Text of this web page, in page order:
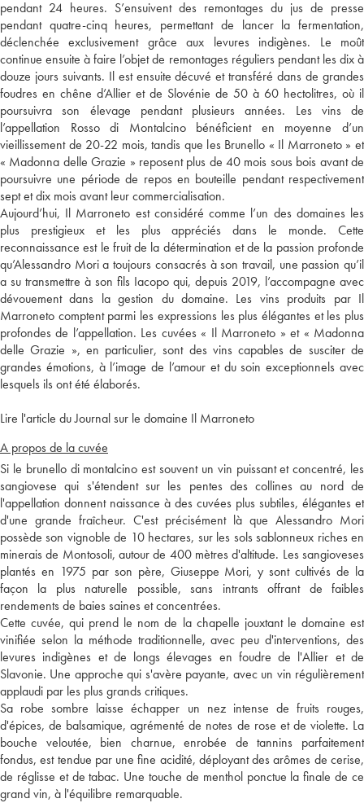
pendant 24 heures. S’ensuivent des remontages du jus de presse
pendant quatre-cinq heures, permettant de lancer la fermentation,
déclenchée exclusivement grâce aux levures indigènes. Le moût
continue ensuite à faire l’objet de remontages réguliers pendant les dix à
douze jours suivants. Il est ensuite décuvé et transféré dans de grandes
foudres en chêne d’Allier et de Slovénie de 50 à 60 hectolitres, où il
poursuivra son élevage pendant plusieurs années. Les vins de
l’appellation Rosso di Montalcino bénéficient en moyenne d’un
vieillissement de 20-22 mois, tandis que les Brunello « Il Marroneto » et
« Madonna delle Grazie » reposent plus de 40 mois sous bois avant de
poursuivre une période de repos en bouteille pendant respectivement
sept et dix mois avant leur commercialisation.
Aujourd’hui, Il Marroneto est considéré comme l’un des domaines les
plus prestigieux et les plus appréciés dans le monde. Cette
reconnaissance est le fruit de la détermination et de la passion profonde
qu’Alessandro Mori a toujours consacrés à son travail, une passion qu’il
a su transmettre à son fils Iacopo qui, depuis 2019, l’accompagne avec
dévouement dans la gestion du domaine. Les vins produits par Il
Marroneto comptent parmi les expressions les plus élégantes et les plus
profondes de l’appellation. Les cuvées « Il Marroneto » et « Madonna
delle Grazie », en particulier, sont des vins capables de susciter de
grandes émotions, à l’image de l’amour et du soin exceptionnels avec
lesquels ils ont été élaborés.
Lire l'article du Journal sur le domaine Il Marroneto
A propos de la cuvée
Si le brunello di montalcino est souvent un vin puissant et concentré, les
sangiovese qui s'étendent sur les pentes des collines au nord de
l'appellation donnent naissance à des cuvées plus subtiles, élégantes et
d'une grande fraîcheur. C'est précisément là que Alessandro Mori
possède son vignoble de 10 hectares, sur les sols sablonneux riches en
minerais de Montosoli, autour de 400 mètres d'altitude. Les sangioveses
plantés en 1975 par son père, Giuseppe Mori, y sont cultivés de la
façon la plus naturelle possible, sans intrants offrant de faibles
rendements de baies saines et concentrées.
Cette cuvée, qui prend le nom de la chapelle jouxtant le domaine est
vinifiée selon la méthode traditionnelle, avec peu d'interventions, des
levures indigènes et de longs élevages en foudre de l'Allier et de
Slavonie. Une approche qui s'avère payante, avec un vin régulièrement
applaudi par les plus grands critiques.
Sa robe sombre laisse échapper un nez intense de fruits rouges,
d'épices, de balsamique, agrémenté de notes de rose et de violette. La
bouche veloutée, bien charnue, enrobée de tannins parfaitement
fondus, est tendue par une fine acidité, déployant des arômes de cerise,
de réglisse et de tabac. Une touche de menthol ponctue la finale de ce
grand vin, à l'équilibre remarquable.